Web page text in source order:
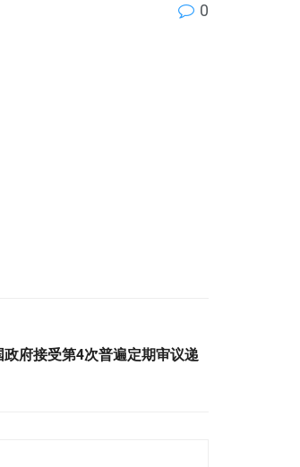
0
府接受第4次普遍定期审议递